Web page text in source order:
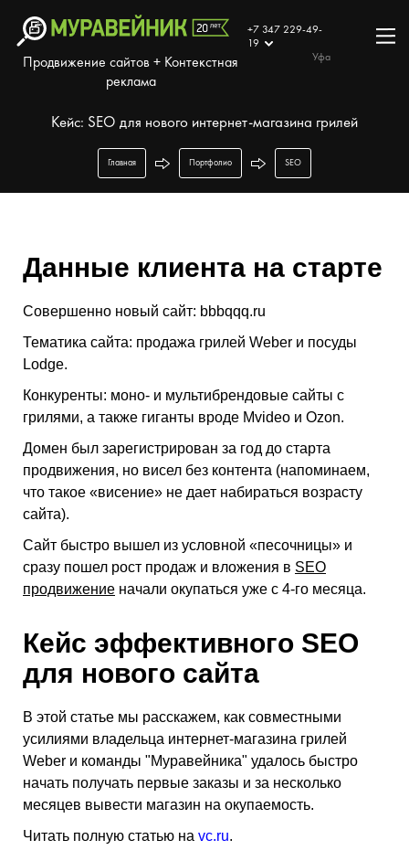
Продвижение сайтов + Контекстная
реклама
+7 347 229-49-
19
Уфа
Кейс: SEO для нового интернет-магазина грилей
Главная Портфолио SEO
Данные клиента на старте
Совершенно новый сайт: bbbqqq.ru
Тематика сайта: продажа грилей Weber и посуды
Lodge.
Конкуренты: моно- и мультибрендовые сайты с
грилями, а также гиганты вроде Mvideo и Ozon.
Домен был зарегистрирован за год до старта
продвижения, но висел без контента (напоминаем,
что такое «висение» не дает набираться возрасту
сайта).
Сайт быстро вышел из условной «песочницы» и
сразу пошел рост продаж и вложения в SEO
продвижение начали окупаться уже с 4-го месяца.
Кейс эффективного SEO
для нового сайта
В этой статье мы расскажем, как совместными
усилиями владельца интернет-магазина грилей
Weber и команды "Муравейника" удалось быстро
начать получать первые заказы и за несколько
месяцев вывести магазин на окупаемость.
Читать полную статью на vc.ru.